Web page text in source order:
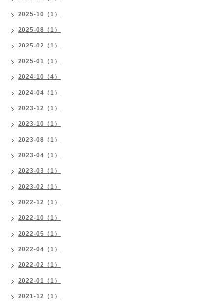
2025-10（1）
2025-08（1）
2025-02（1）
2025-01（1）
2024-10（4）
2024-04（1）
2023-12（1）
2023-10（1）
2023-08（1）
2023-04（1）
2023-03（1）
2023-02（1）
2022-12（1）
2022-10（1）
2022-05（1）
2022-04（1）
2022-02（1）
2022-01（1）
2021-12（1）